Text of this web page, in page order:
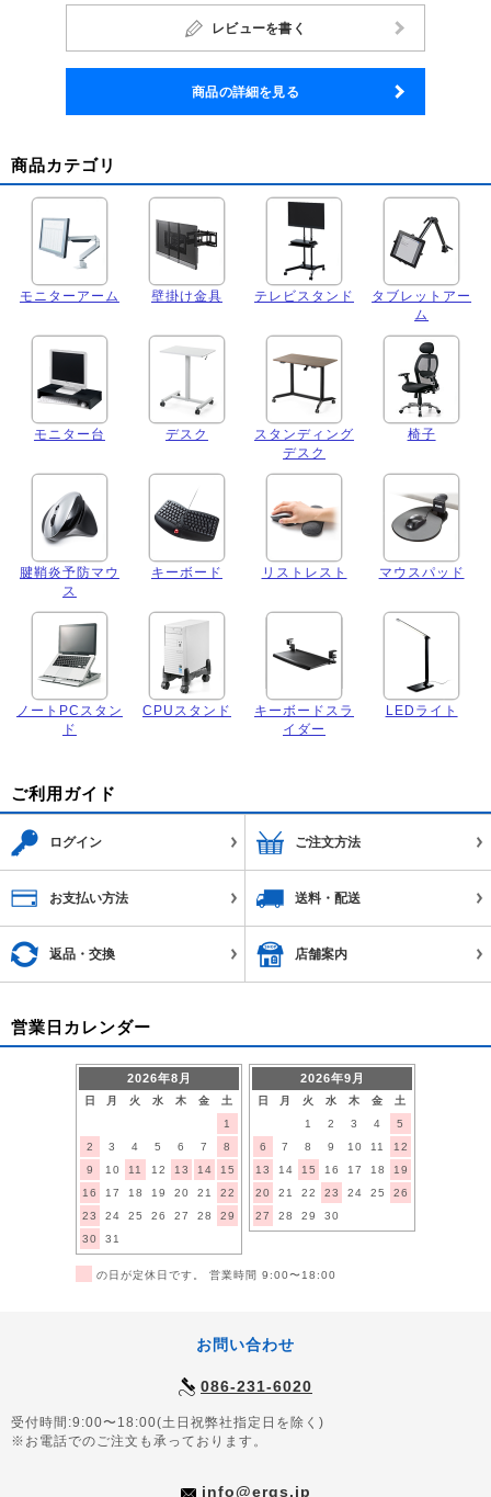
レビューを書く
商品の詳細を見る
商品カテゴリ
モニターアーム 壁掛け金具 テレビスタンド
タブレットアー
ム
モニター台 デスク
スタンディング
デスク
椅子
腱鞘炎予防マウ
ス
キーボード リストレスト マウスパッド
ノートPCスタン
ド
CPUスタンド
キーボードスラ
イダー
LEDライト
ご利用ガイド
ログイン ご注文方法
お支払い方法 送料・配送
返品・交換 店舗案内
営業日カレンダー
2026年8月
日 月 火 水 木 金
土
1
2
3 4 5 6 7
8
9
10 11 12 13 14
15
16
17 18 19 20 21
22
23
24 25 26 27 28
29
30
31
2026年9月
日 月 火 水 木 金
土
1
2 3 4
5
6
7 8 9 10 11
12
13
14 15 16 17 18
19
20
21 22 23 24 25
26
27
28 29 30
の日が定休日です。 営業時間 9:00〜18:00
お問い合わせ
086-231-6020
受付時間:9:00〜18:00(土日祝弊社指定日を除く)
※お電話でのご注文も承っております。
info@ergs.jp